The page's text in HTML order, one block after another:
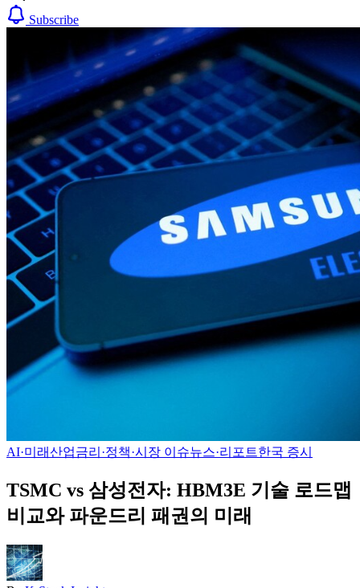
Subscribe
AI·미래산업금리·정책·시장 이슈뉴스·리포트한국 증시
TSMC vs 삼성전자: HBM3E 기술 로드맵
비교와 파운드리 패권의 미래